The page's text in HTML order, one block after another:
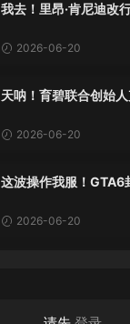
我去！里昂·肯尼迪改
2026-06-20
天呐！育碧联合创始
2026-06-20
这波操作我服！GTA6
2026-06-20